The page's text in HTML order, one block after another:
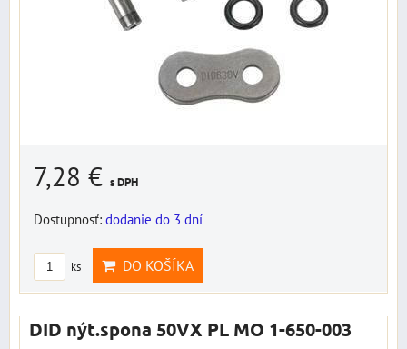
7,28 € s DPH
Dostupnosť: dodanie do 3 dní
ks DO KOŠÍKA
DID nýt.spona 50VX PL MO 1-650-003